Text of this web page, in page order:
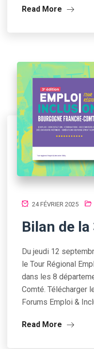
Read More
24 FÉVRIER 2025
Bilan de
Du jeudi 12
le Tour Régional
dans les 8
Comté. Télécharger
Forums Emploi &
Read More